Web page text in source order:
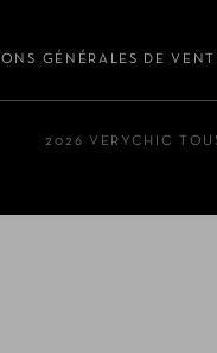
GÉNÉRALES DE
2026 VERYCHIC